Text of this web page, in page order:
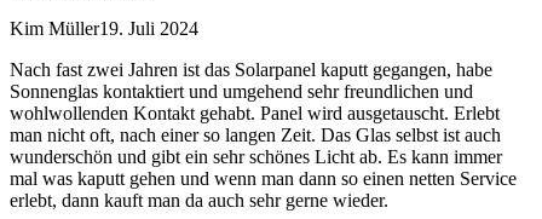
Kim Müller19. Juli 2024
Nach fast zwei Jahren ist das Solarpanel kaputt gegangen, habe
Sonnenglas kontaktiert und umgehend sehr freundlichen und
wohlwollenden Kontakt gehabt. Panel wird ausgetauscht. Erlebt
man nicht oft, nach einer so langen Zeit. Das Glas selbst ist auch
wunderschön und gibt ein sehr schönes Licht ab. Es kann immer
mal was kaputt gehen und wenn man dann so einen netten Service
erlebt, dann kauft man da auch sehr gerne wieder.